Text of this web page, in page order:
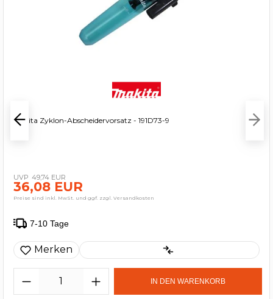
Makita Zyklon-Abscheidervorsatz - 191D73-9
49,74 EUR
36,08 EUR
Preise sind inkl. MwSt. und ggf. zzgl. Versandkosten
7-10 Tage
Merken
IN DEN WARENKORB